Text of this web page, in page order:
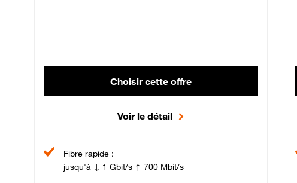
Choisir cette offre
Voir le détail
Fibre rapide :
jusqu'à ↓ 1 Gbit/s ↑ 700 Mbit/s